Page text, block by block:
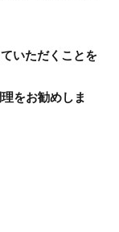
いただくことを
をお勧めしま